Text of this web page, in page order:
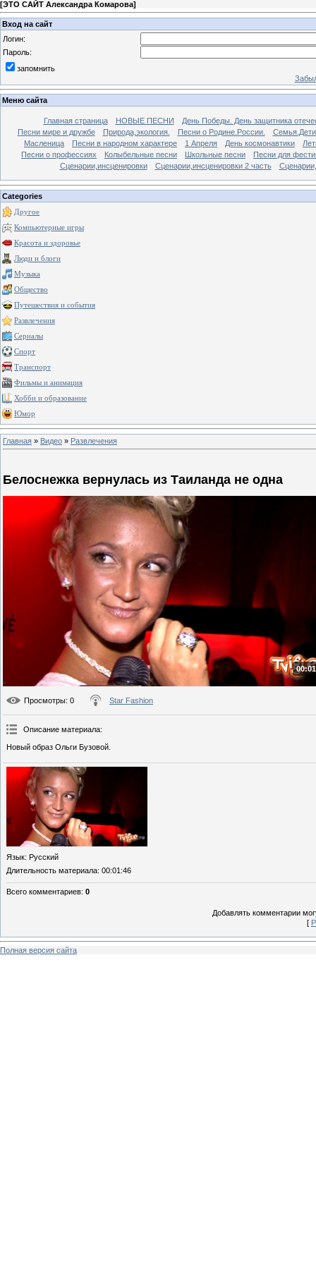
[ЭТО САЙТ Александра Комарова]
Вход на сайт
Логин:
Пароль:
запомнить
Меню сайта
Главная страница НОВЫЕ ПЕСНИ
День Победы. День защитника
Песни мире и дружбе
Природа,экология. Песни о Родине.России.
Масленица
Песни в народном характере 1 Апреля День космонавтики
Песни о профессиях
Колыбельные песни Школьные песни
Песни для
Сценарии,инсценировки
Сценарии,инсценировки 2 часть
Categories
Другое
Компьютерные игры
Красота и здоровье
Люди и блоги
Музыка
Общество
Путешествия и события
Развлечения
Сериалы
Спорт
Транспорт
Фильмы и анимация
Хобби и образование
Юмор
Главная » Видео » Развлечения
Белоснежка вернулась из Таиланда не одна
Просмотры: 0 Star Fashion
Описание материала:
Новый образ Ольги Бузовой.
Язык: Русский
Длительность материала: 00:01:46
Всего комментариев: 0
Добавлять комментарии
[
Полная версия сайта